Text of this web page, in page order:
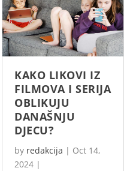
KAKO LIKOVI IZ
FILMOVA I SERIJA
OBLIKUJU
DANAŠNJU
DJECU?
by redakcija | Oct 14,
2024 |